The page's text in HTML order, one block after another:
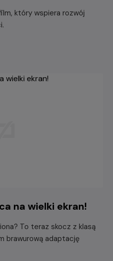
który wspiera rozwój
na wielki ekran!
To teraz skocz z klasą
brawurową adaptację